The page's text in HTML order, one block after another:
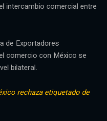
intercambio comercial entre
de Exportadores
comercio con México se
bilateral.
rechaza etiquetado de